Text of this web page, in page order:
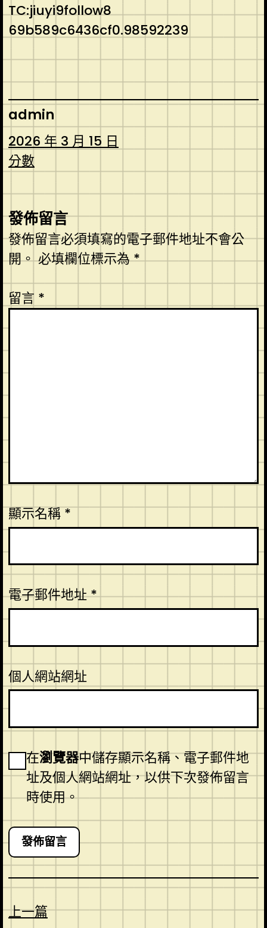
TC:jiuyi9follow8
69b589c6436cf0.98592239
admin
2026 年 3 月 15 日
分數
發佈留言
發佈留言必須填寫的電子郵件地址不會公
開。必填欄位標示為*
留言 *
顯示名稱*
電子郵件地址*
個人網站網址
在瀏覽器中儲存顯示名稱、電子郵件地
址及個人網站網址，以供下次發佈留言
時使用。
上一篇